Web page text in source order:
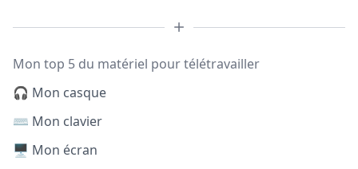
Mon top 5 du matériel pour télétravailler
🎧 Mon casque
⌨️ Mon clavier
🖥️ Mon écran